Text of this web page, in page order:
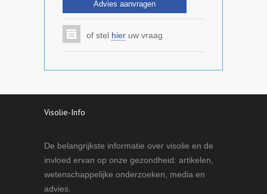
of stel hier uw vraag
Visolie-Info
De belangrijkste informatie over visolie en de
invloed ervan op onze gezondheid: artikelen,
wetenschappelijke onderzoeken, media en
advies.